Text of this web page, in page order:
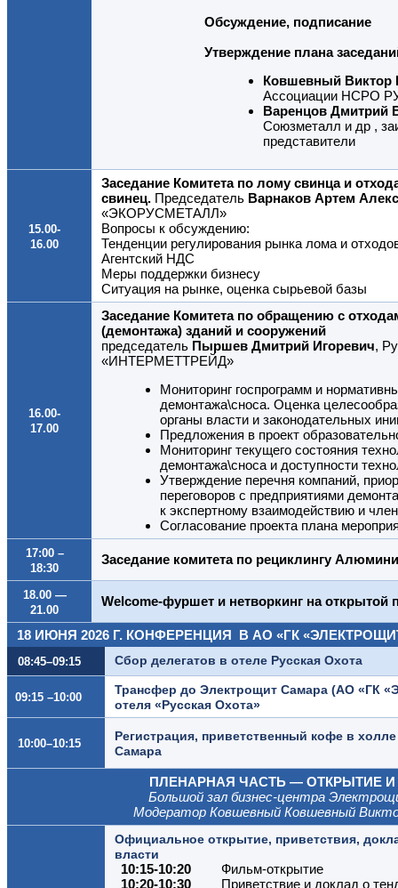
Обсуждение, подписание
Утверждение плана
Ковшевный Виктор
Ассоциации НСРО
Варенцов Дмитрий
Союзметалл и др ,
представители
15.00-
16.00
Заседание Комитета по лому свинца и
свинец.Председатель Варнаков Артем
«ЭКОРУСМЕТАЛЛ»
Вопросы к обсуждению:
Тенденции регулирования рынка лома и
Агентский НДС
Меры поддержки бизнесу
Ситуация на рынке, оценка сырьевой базы
16.00-
17.00
Заседание Комитета по обращению с
(демонтажа) зданий и сооружений
председатель Пыршев Дмитрий Игоревич,
«ИНТЕРМЕТТРЕЙД»
Мониторинг госпрограмм и
демонтажа\сноса. Оценка
органы власти и законодательных
Предложения в проект
Мониторинг текущего состояния
демонтажа\сноса и доступности
Утверждение перечня компаний,
переговоров с предприятиями
к экспертному взаимодействию и
Согласование проекта плана
17:00 –
18:30
Заседание комитета по рециклингу
18.00 —
21.00
Welcome-фуршет и нетворкинг на открытой
18 ИЮНЯ 2026 Г. КОНФЕРЕНЦИЯ В АО «ГК
08:45–09:15 Сбор делегатов в отеле Русская Охота
09:15 –10:00
Трансфер до Электрощит Самара (АО «ГК
отеля «Русская Охота»
10:00–10:15
Регистрация, приветственный кофе в
Самара
ПЛЕНАРНАЯ ЧАСТЬ — ОТКРЫТИЕ
Большой зал бизнес-центра
Модератор Ковшевный Ковшевный
Официальное открытие, приветствия,
власти
10:15-10:20
Фильм-открытие
10:20-10:30
Приветствие и доклад о